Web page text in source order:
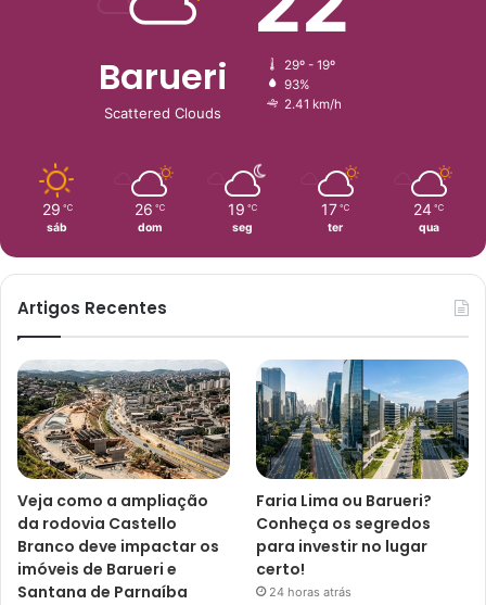
Barueri
Scattered Clouds
29º - 19º
93%
2.41 km/h
29 ℃
sáb
26 ℃
dom
19 ℃
seg
17 ℃
ter
24 ℃
qua
Artigos Recentes
Veja como a ampliação
da rodovia Castello
Branco deve impactar os
imóveis de Barueri e
Santana de Parnaíba
Faria Lima ou Barueri?
Conheça os segredos
para investir no lugar
certo!
24 horas atrás